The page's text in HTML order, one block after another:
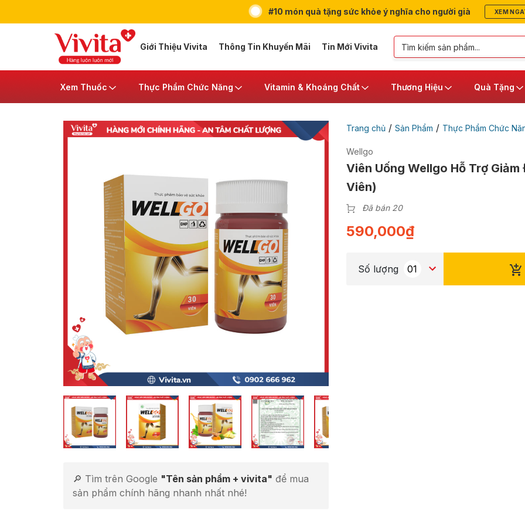
#10 món quà tặng sức khỏe ý nghĩa cho người già XEM
Giới Thiệu Vivita Thông Tin Khuyến Mãi Tin Mới Vivita
Xem Thuốc Thực Phẩm Chức Năng Vitamin & Khoáng Chất Thương Hiệu Quà Tặng
🔎 Tìm trên Google "Tên sản phẩm + vivita" để mua
sản phẩm chính hãng nhanh nhất nhé!
Trang chủ/ Sản Phẩm / Thực Phẩm Chức
Wellgo
Viên Uống Wellgo Hỗ Trợ
Viên)
Đã bán 20
590,000₫
Số lượng